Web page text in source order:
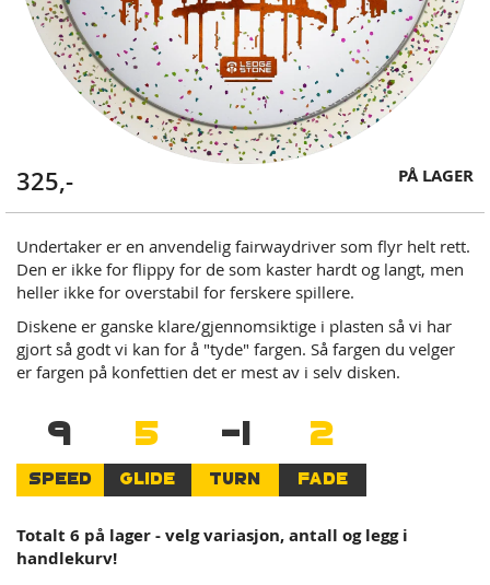
Skip
to
the
beginning
of
the
gallery
325,- PÅ LAGER
Undertaker er en anvendelig fairwaydriver som flyr helt rett.
Den er ikke for flippy for de som kaster hardt og langt, men
heller ikke for overstabil for ferskere spillere.
Diskene er ganske klare/gjennomsiktige i plasten så vi har
gjort så godt vi kan for å "tyde" fargen. Så fargen du velger
er fargen på konfettien det er mest av i selv disken.
9
SPEED
5
GLIDE
-1
TURN
2
FADE
Totalt 6 på lager - velg variasjon, antall og legg i
handlekurv!